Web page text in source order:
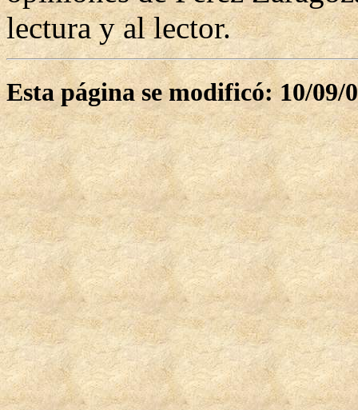
lectura y al lector.
Esta página se modificó: 10/09/